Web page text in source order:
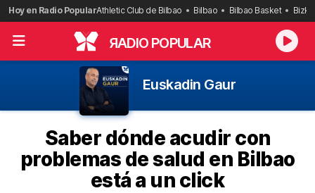
Saltar
al
contenido
Hoy en Radio PopularAthletic Club de Bilbao Bilbao Bilbao Basket
RADIO POPULAR
Euskadin Gaur
Saber dónde acudir con
problemas de salud en Bilbao
está a un click